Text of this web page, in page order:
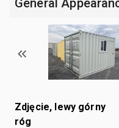
Zdjęcie, lewy górny
róg